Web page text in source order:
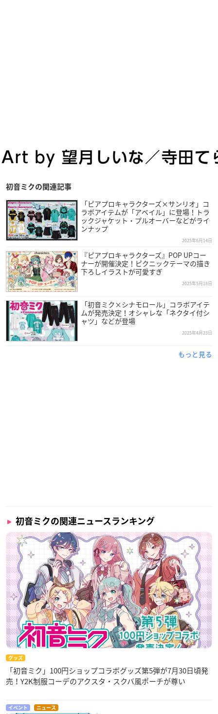
初音ミクの関連記事
「ピアプロキャラクターズ×サンリオ」コ
ラボアイテムが「アベイル」に登場！トラ
ックジャケット・プルオーバーなどがライ
ンナップ
2025年6月14日
『ピアプロキャラクターズ』POP UPコー
ナーが開催決定！ピクニックテーマの描き
下ろしイラストが可愛すぎ
2025年5月18日
「初音ミク×シナモロール」コラボアイテ
ムが発売決定！オシャレな「ネクタイ付シ
ャツ」などが登場
2025年4月23日
もっと見る
初音ミクの関連ニュースランキング
グッズ
「初音ミク」100円ショップコラボグッズ第5弾が7月30日頃発
売！Y2K制服コーデのアクスタ・スクバ風ポーチが尊い
イベント ニュース